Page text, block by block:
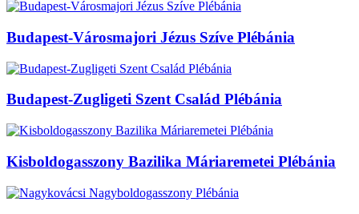
Budapest-Városmajori Jézus Szíve Plébánia
Budapest-Zugligeti Szent Család Plébánia
Kisboldogasszony Bazilika Máriaremetei Plébánia